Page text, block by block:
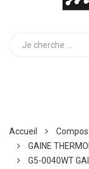
Accueil
GAINE
G5-0040WT